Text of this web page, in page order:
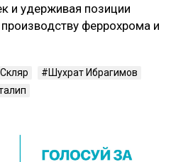
и удерживая позиции
феррохрома и
Шухрат Ибрагимов